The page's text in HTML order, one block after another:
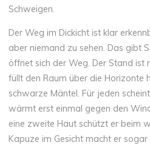
Schweigen.
Der Weg im Dickicht ist klar
aber niemand zu sehen. Das gibt
öffnet sich der Weg. Der Stand ist
füllt den Raum über die Horizonte
schwarze Mäntel. Für jeden
wärmt erst einmal gegen den
eine zweite Haut schützt er beim
Kapuze im Gesicht macht er